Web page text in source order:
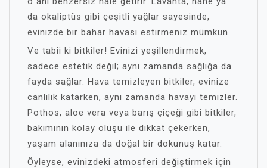
da okaliptüs gibi çeşitli yağlar sayesinde,
evinizde bir bahar havası estirmeniz mümkün.
Ve tabii ki bitkiler! Evinizi yeşillendirmek,
sadece estetik değil; aynı zamanda sağlığa da
fayda sağlar. Hava temizleyen bitkiler, evinize
canlılık katarken, aynı zamanda havayı temizler.
Pothos, aloe vera veya barış çiçeği gibi bitkiler,
bakımının kolay oluşu ile dikkat çekerken,
yaşam alanınıza da doğal bir dokunuş katar.
Öyleyse, evinizdeki atmosferi değiştirmek için